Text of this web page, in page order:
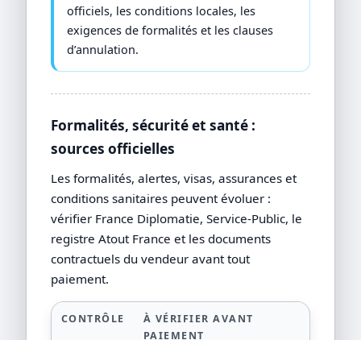
officiels, les conditions locales, les
exigences de formalités et les clauses
d’annulation.
Formalités, sécurité et santé :
sources officielles
Les formalités, alertes, visas, assurances et
conditions sanitaires peuvent évoluer :
vérifier France Diplomatie, Service-Public, le
registre Atout France et les documents
contractuels du vendeur avant tout
paiement.
CONTRÔLE
À VÉRIFIER AVANT
PAIEMENT